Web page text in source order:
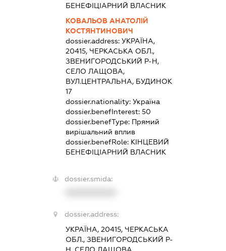
БЕНЕФІЦІАРНИЙ ВЛАСНИК
КОВАЛЬОВ АНАТОЛІЙ
КОСТЯНТИНОВИЧ
dossier.address: УКРАЇНА,
20415, ЧЕРКАСЬКА ОБЛ.,
ЗВЕНИГОРОДСЬКИЙ Р-Н,
СЕЛО ЛАЩОВА,
ВУЛ.ЦЕНТРАЛЬНА, БУДИНОК
17
dossier.nationality: Україна
dossier.benefInterest: 50
dossier.benefType: Прямий
вирішальний вплив
dossier.benefRole: КІНЦЕВИЙ
БЕНЕФІЦІАРНИЙ ВЛАСНИК
dossier.smida:
dossier.address:
УКРАЇНА, 20415, ЧЕРКАСЬКА
ОБЛ., ЗВЕНИГОРОДСЬКИЙ Р-
Н, СЕЛО ЛАЩОВА,